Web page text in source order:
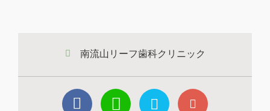
南流山リーフ歯科クリニック